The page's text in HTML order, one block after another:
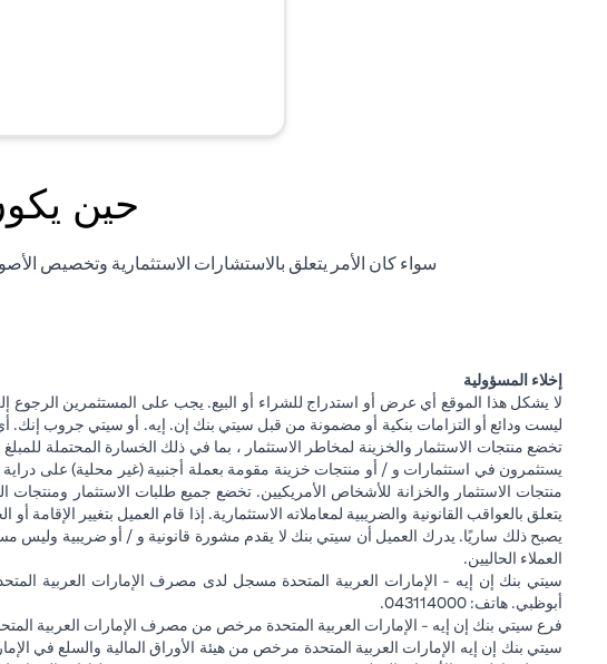
حين
سواء كان الأمر يتعلق بالاستشارات الاستثمارية وتخصيص
إخلاء المسؤولية
لا يشكل هذا الموقع أي عرض أو استدراج للشراء أو البيع. يجب على المستثمرين
ليست ودائع أو التزامات بنكية أو مضمونة من قبل سيتي بنك إن. إيه. أو سيتي جروب إنك. أي
تخضع منتجات الاستثمار والخزينة لمخاطر الاستثمار ، بما في ذلك الخسارة المحتملة
يستثمرون في استثمارات و / أو منتجات خزينة مقومة بعملة أجنبية (غير محلية) على
منتجات الاستثمار والخزانة للأشخاص الأمريكيين. تخضع جميع طلبات الاستثمار
يتعلق بالعواقب القانونية والضريبية لمعاملاته الاستثمارية. إذا قام العميل بتغيير الإقامة
يصبح ذلك ساريًا. يدرك العميل أن سيتي بنك لا يقدم مشورة قانونية و / أو ضريبية وليس
العملاء الحاليين.
أبوظبي. هاتف: 043114000.
فرع سيتي بنك إن إيه - الإمارات العربية المتحدة مرخص من مصرف الإمارات العربية